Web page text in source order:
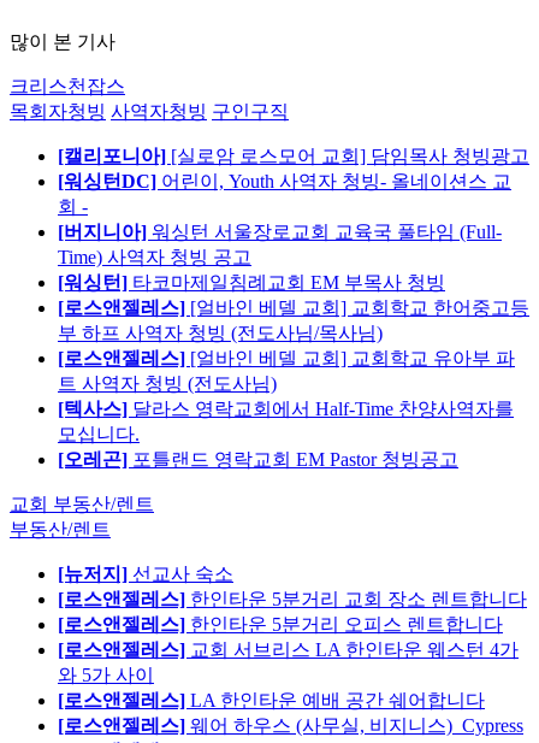
많이 본 기사
크리스천잡스
목회자청빙 사역자청빙 구인구직
[캘리포니아] [실로암 로스모어 교회] 담임목사 청빙광고
[워싱턴DC] 어린이, Youth 사역자 청빙- 올네이션스 교
회 -
[버지니아] 워싱턴 서울장로교회 교육국 풀타임 (Full-
Time) 사역자 청빙 공고
[워싱턴] 타코마제일침례교회 EM 부목사 청빙
[로스앤젤레스] [얼바인 베델 교회] 교회학교 한어중고등
부 하프 사역자 청빙 (전도사님/목사님)
[로스앤젤레스] [얼바인 베델 교회] 교회학교 유아부 파
트 사역자 청빙 (전도사님)
[텍사스] 달라스 영락교회에서 Half-Time 찬양사역자를
모십니다.
[오레곤] 포틀랜드 영락교회 EM Pastor 청빙공고
교회 부동산/렌트
부동산/렌트
[뉴저지] 선교사 숙소
[로스앤젤레스] 한인타운 5분거리 교회 장소 렌트합니다
[로스앤젤레스] 한인타운 5분거리 오피스 렌트합니다
[로스앤젤레스] 교회 서브리스 LA 한인타운 웨스턴 4가
와 5가 사이
[로스앤젤레스] LA 한인타운 예배 공간 쉐어합니다
[로스앤젤레스] 웨어 하우스 (사무실, 비지니스)_Cypress